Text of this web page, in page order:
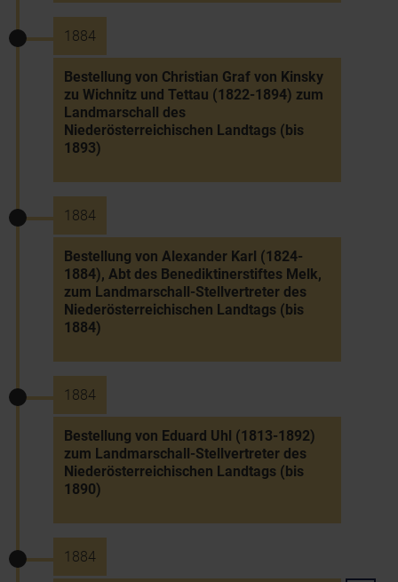
1884
Bestellung von Christian Graf von Kinsky
zu Wichnitz und Tettau (1822-1894) zum
Landmarschall des
Niederösterreichischen Landtags (bis
1893)
1884
Bestellung von Alexander Karl (1824-
1884), Abt des Benediktinerstiftes Melk,
zum Landmarschall-Stellvertreter des
Niederösterreichischen Landtags (bis
1884)
1884
Bestellung von Eduard Uhl (1813-1892)
zum Landmarschall-Stellvertreter des
Niederösterreichischen Landtags (bis
1890)
1884